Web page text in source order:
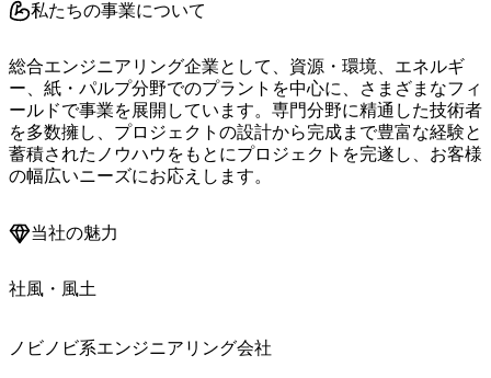
私たちの事業について
総合エンジニアリング企業として、資源・環境、エネルギ
ー、紙・パルプ分野でのプラントを中心に、さまざまなフィ
ールドで事業を展開しています。専門分野に精通した技術者
を多数擁し、プロジェクトの設計から完成まで豊富な経験と
蓄積されたノウハウをもとにプロジェクトを完遂し、お客様
の幅広いニーズにお応えします。
当社の魅力
社風・風土
ノビノビ系エンジニアリング会社